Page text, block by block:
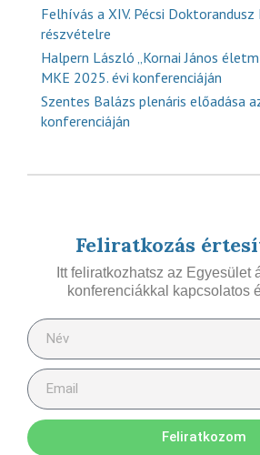
Felhívás a XIV. Pécsi
részvételre
Halpern László „Kornai János
MKE 2025. évi konferenciáján
Szentes Balázs plenáris előadása
konferenciáján
Feliratkozás
Itt feliratkozhatsz az Egyesület
konferenciákkal kapcsolatos
Feliratkozom